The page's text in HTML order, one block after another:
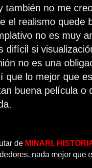
también no me
el realismo quede
no es muy
difícil si
no es una
que lo mejor que
buena película o
de MINARI,
nada mejor que